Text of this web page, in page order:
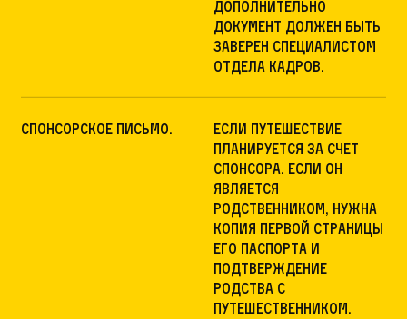
Дополнительно
документ должен быть
заверен специалистом
отдела кадров.
спонсорское письмо.
Если путешествие
планируется за счет
спонсора. Если он
является
родственником, нужна
копия первой страницы
его паспорта и
подтверждение
родства с
путешественником.